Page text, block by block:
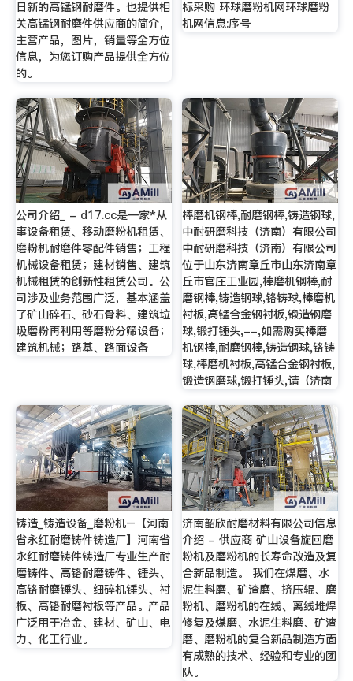
日新的高锰钢耐磨件。也提供相
关高锰钢耐磨件供应商的简介，
主营产品，图片，销量等全方位
信息，为您订购产品提供全方位
的。
标采购 环球磨粉机网环球磨粉
机网信息:序号
公司介绍_ - d17.cc是一家*从
事设备租赁、移动磨粉机租赁、
磨粉机耐磨件零配件销售；工程
机械设备租赁；建材销售、建筑
机械租赁的创新性租赁公司。公
司涉及业务范围广泛，基本涵盖
了矿山碎石、砂石骨料、建筑垃
圾磨粉再利用等磨粉分筛设备；
建筑机械；路基、路面设备
棒磨机钢棒,耐磨钢棒,铸造钢球,
中耐研磨科技（济南）有限公司
中耐研磨科技（济南）有限公司
位于山东济南章丘市山东济南章
丘市官庄工业园,棒磨机钢棒,耐
磨钢棒,铸造钢球,铬铸球,棒磨机
衬板,高锰合金钢衬板,锻造钢磨
球,锻打锤头,--,如需购买棒磨
机钢棒,耐磨钢棒,铸造钢球,铬铸
球,棒磨机衬板,高锰合金钢衬板,
锻造钢磨球,锻打锤头,请（济南
铸造_铸造设备_磨粉机–【河南
省永红耐磨铸件铸造厂】河南省
永红耐磨铸件铸造厂专业生产耐
磨铸件、高铬耐磨铸件、锤头、
高铬耐磨锤头、细碎机锤头、衬
板、高铬耐磨衬板等产品。产品
广泛用于冶金、建材、矿山、电
力、化工行业。
济南韶欣耐磨材料有限公司信息
介绍 - 供应商 矿山设备旋回磨
粉机及磨粉机的长寿命改造及复
合新品制造。 我们在煤磨、水
泥生料磨、矿渣磨、挤压辊、磨
粉机、磨粉机的在线、离线堆焊
修复及煤磨、水泥生料磨、矿渣
磨、磨粉机的复合新品制造方面
有成熟的技术、经验和专业的团
队。